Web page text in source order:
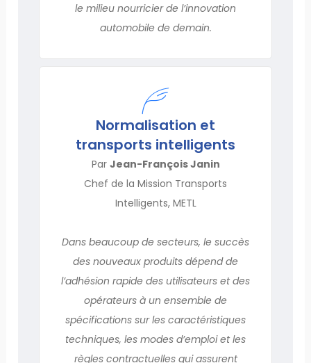
le milieu nourricier de l’innovation
automobile de demain.
Normalisation et
transports intelligents
Par Jean-François Janin
Chef de la Mission Transports
Intelligents, METL
Dans beaucoup de secteurs, le succès
des nouveaux produits dépend de
l’adhésion rapide des utilisateurs et des
opérateurs à un ensemble de
spécifications sur les caractéristiques
techniques, les modes d’emploi et les
règles contractuelles qui assurent